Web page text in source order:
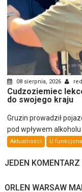
08 sierpnia, 2026
Cudzoziemiec
do swojego kraju
Gruzin prowadził
pod wpływem
Aktualności U
JEDEN KOMENTARZ
ORLEN WARSAW